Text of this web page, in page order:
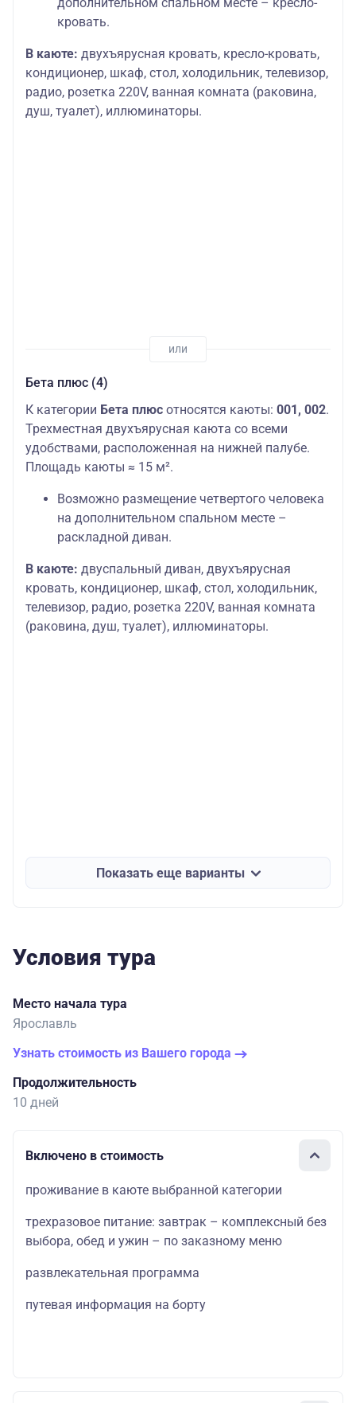
дополнительном спальном месте – кресло-
кровать.
В каюте: двухъярусная кровать, кресло-кровать,
кондиционер, шкаф, стол, холодильник, телевизор,
радио, розетка 220V, ванная комната (раковина,
душ, туалет), иллюминаторы.
Бета плюс (4)
К категории Бета плюс относятся каюты: 001, 002.
Трехместная двухъярусная каюта со всеми
удобствами, расположенная на нижней палубе.
Площадь каюты ≈ 15 м².
Возможно размещение четвертого человека
на дополнительном спальном месте –
раскладной диван.
В каюте: двуспальный диван, двухъярусная
кровать, кондиционер, шкаф, стол, холодильник,
телевизор, радио, розетка 220V, ванная комната
(раковина, душ, туалет), иллюминаторы.
Показать еще варианты
Условия тура
Место начала тура
Ярославль
Узнать стоимость из Вашего города
Продолжительность
10 дней
Включено в стоимость
проживание в каюте выбранной категории
трехразовое питание: завтрак – комплексный без
выбора, обед и ужин – по заказному меню
развлекательная программа
путевая информация на борту